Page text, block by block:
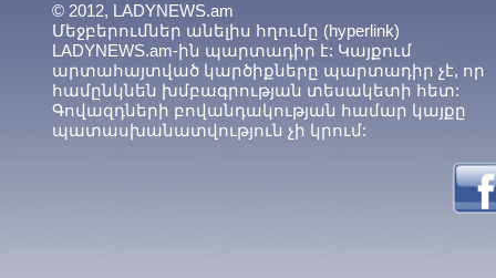
© 2012, LADYNEWS.am
Մեջբերումներ անելիս հղումը (hyperlink)
LADYNEWS.am-ին պարտադիր է: Կայքում
արտահայտված կարծիքները պարտադիր չէ, որ
համընկնեն խմբագրության տեսակետի հետ:
Գովազդների բովանդակության համար կայքը
պատասխանատվություն չի կրում: